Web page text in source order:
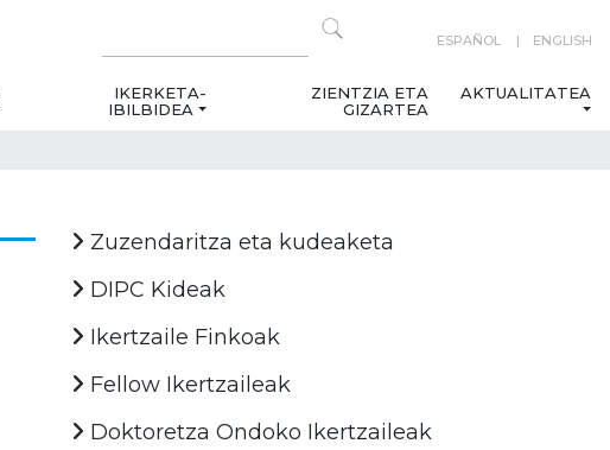
ESPAÑOL ENGLISH
IKERKETA-
IBILBIDEA
ZIENTZIA ETA
GIZARTEA
AKTUALITATEA
Zuzendaritza eta kudeaketa
DIPC Kideak
Ikertzaile Finkoak
Fellow Ikertzaileak
Doktoretza Ondoko Ikertzaileak